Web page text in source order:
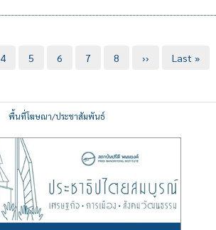
Page
4 Page
5 Page
6 Page
7 Page
8
Next
››
Last
Last »
พื้นที่โฆษณา/ประชาสัมพันธ์